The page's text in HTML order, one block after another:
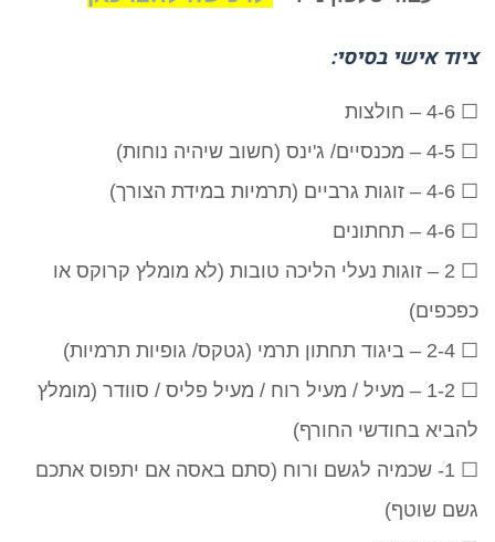
ציוד אישי בסיסי:
☐ 4-6 – חולצות
☐ 4-5 – מכנסיים/ ג'ינס (חשוב שיהיה נוחות)
☐ 4-6 – זוגות גרביים (תרמיות במידת הצורך)
☐ 4-6 – תחתונים
☐ 2 – זוגות נעלי הליכה טובות (לא מומלץ קרוקס או
כפכפים)
☐ 2-4 – ביגוד תחתון תרמי (גטקס/ גופיות תרמיות)
☐ 1-2 – מעיל / מעיל רוח / מעיל פליס / סוודר (מומלץ
להביא בחודשי החורף)
☐ 1- שכמיה לגשם ורוח (סתם באסה אם יתפוס אתכם
גשם שוטף)